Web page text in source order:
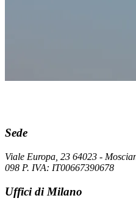
Sede
Viale Europa, 23 64023 -
098 P. IVA: IT00667390678
Uffici di Milano